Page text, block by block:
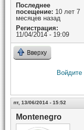
Последнее
посещение: 10 лет 7
месяцев назад
Регистрация:
11/04/2014 - 19:09
Вверху
Войдите
пт, 13/06/2014 - 15:52
Montenegro